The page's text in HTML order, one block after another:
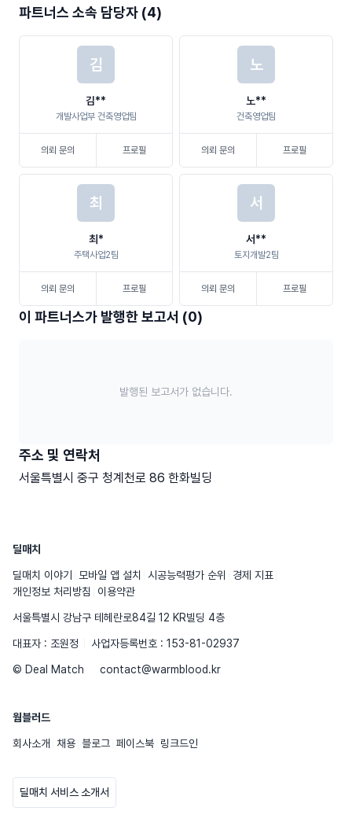
파트너스 소속 담당자 (4)
김
김**
개발사업부 건축영업팀
의뢰 문의 프로필
노
노**
건축영업팀
의뢰 문의 프로필
최
최*
주택사업2팀
의뢰 문의 프로필
서
서**
토지개발2팀
의뢰 문의 프로필
이 파트너스가 발행한 보고서 (0)
발행된 보고서가 없습니다.
주소 및 연락처
서울특별시 중구 청계천로 86 한화빌딩
딜매치
딜매치 이야기 모바일 앱 설치 시공능력평가 순위
경제 지표
개인정보 처리방침
이용약관
서울특별시 강남구 테헤란로84길 12 KR빌딩 4층
대표자 : 조원정 사업자등록번호 : 153-81-02937
© Deal Match contact@warmblood.kr
웜블러드
회사소개 채용 블로그 페이스북 링크드인
딜매치 서비스 소개서